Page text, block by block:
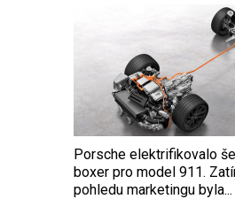
Porsche elektrifikovalo
boxer pro model 911.
pohledu marketingu byla...